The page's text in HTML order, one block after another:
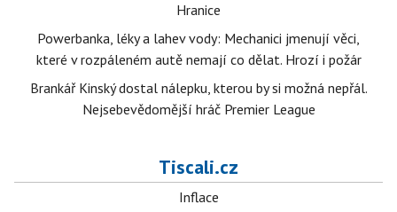
Hranice
Powerbanka, léky a lahev vody: Mechanici jmenují věci,
které v rozpáleném autě nemají co dělat. Hrozí i požár
Brankář Kinský dostal nálepku, kterou by si možná nepřál.
Nejsebevědomější hráč Premier League
Tiscali.cz
Inflace